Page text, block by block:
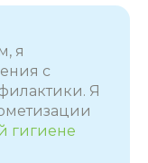
, я
с
Я
гигиене